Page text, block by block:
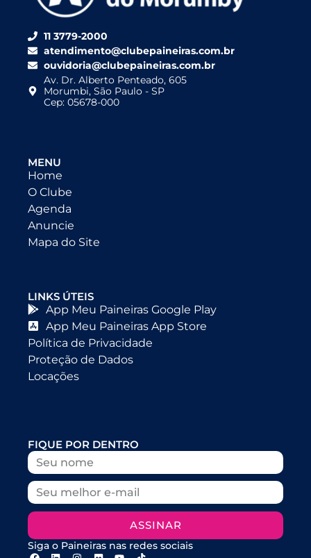
11 3779-2000
atendimento@clubepaineiras.com.br
ouvidoria@clubepaineiras.com.br
Av. Dr. Alberto Penteado, 605
Morumbi, São Paulo - SP
Cep: 05678-000
MENU
Home
O Clube
Agenda
Anuncie
Mapa do Site
LINKS ÚTEIS
App Meu Paineiras Google Play
App Meu Paineiras App Store
Política de Privacidade
Proteção de Dados
Locações
FIQUE POR DENTRO
ASSINAR
Siga o Paineiras nas redes sociais